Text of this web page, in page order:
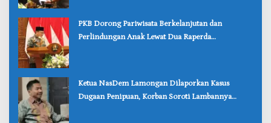
‎PKB Dorong Pariwisata Berkelanjutan dan
Perlindungan Anak Lewat Dua Raperda
‎Ketua NasDem Lamongan Dilaporkan Kasus
Dugaan Penipuan, Korban Soroti Lambannya